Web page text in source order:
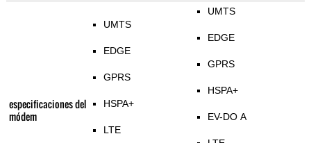
especificaciones del
módem
UMTS
EDGE
GPRS
HSPA+
LTE
UMTS
EDGE
GPRS
HSPA+
EV-DO A